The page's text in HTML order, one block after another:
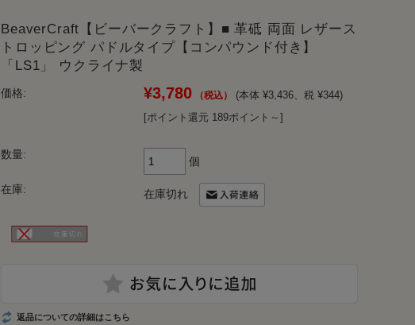
BeaverCraft【ビーバークラフト】■ 革砥 両面 レザース
トロッピング パドルタイプ【コンパウンド付き】
「LS1」 ウクライナ製
価格: ¥3,780
(本体 ¥3,436、税 ¥344)
[ポイント還元 189ポイント～]
数量:
個
在庫: 在庫切れ
返品についての詳細はこちら